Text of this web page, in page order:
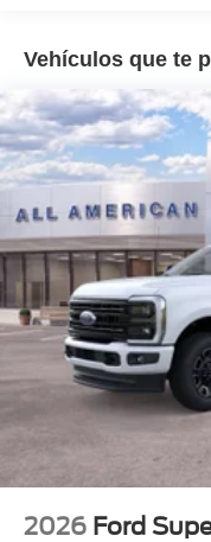
Vehículos que te
2026 Ford